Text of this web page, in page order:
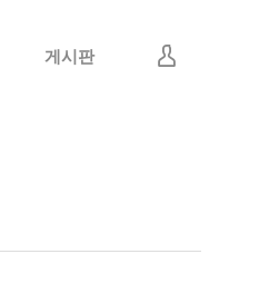
게시판